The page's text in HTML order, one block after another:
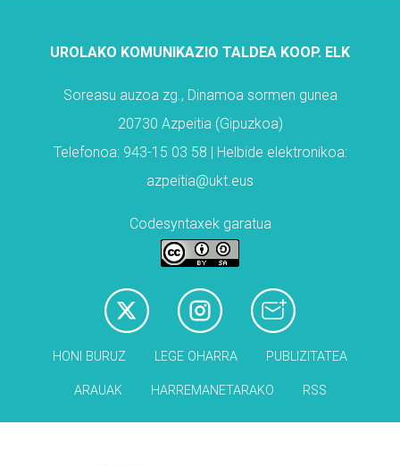
UROLAKO KOMUNIKAZIO TALDEA KOOP. ELK
Soreasu auzoa zg., Dinamoa sormen gunea
20730 Azpeitia (Gipuzkoa)
Telefonoa: 943-15 03 58 | Helbide elektronikoa:
azpeitia@ukt.eus
Codesyntaxek garatua
HONI BURUZ LEGE OHARRA PUBLIZITATEA
ARAUAK HARREMANETARAKO RSS